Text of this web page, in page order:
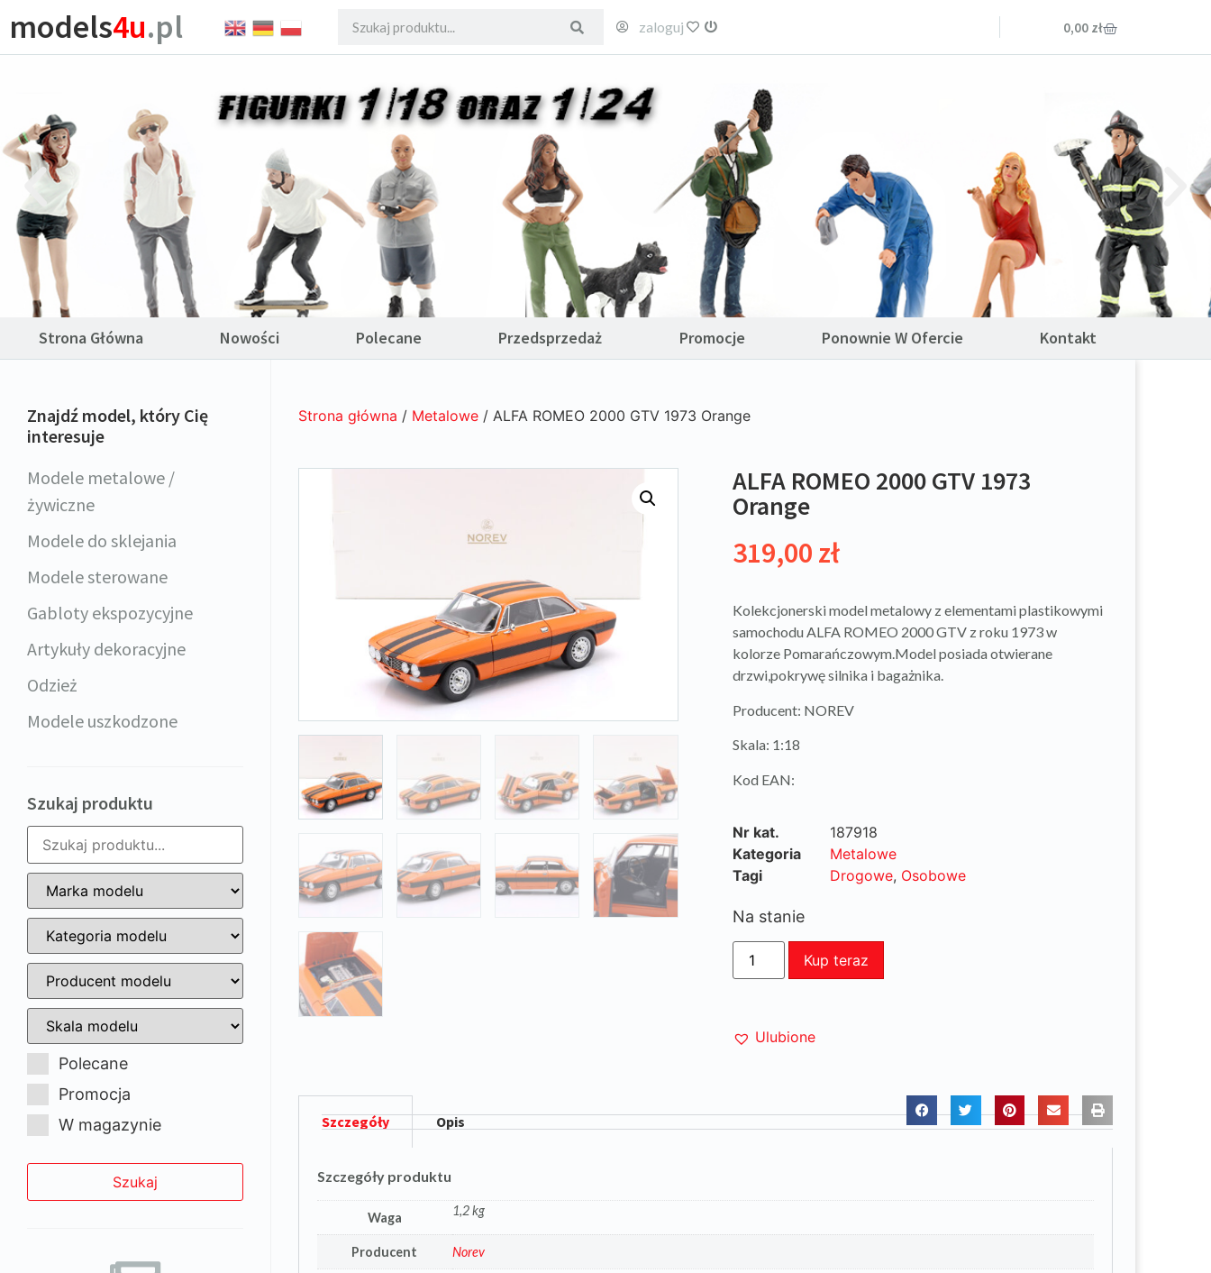
models4u.pl zaloguj ulubione 0,00 zł
Strona Główna Nowości Polecane Przedsprzedaż Promocje Ponownie W Ofercie Kontakt
Znajdź model, który Cię
interesuje
Modele metalowe /
żywiczne
Modele do sklejania
Modele sterowane
Gabloty ekspozycyjne
Artykuły dekoracyjne
Odzież
Modele uszkodzone
Szukaj produktu
Polecane
Promocja
W magazynie
Strona główna / Metalowe/ ALFA ROMEO 2000 GTV 1973 Orange
ALFA ROMEO 2000 GTV 1973
Orange
319,00 zł
Kolekcjonerski model metalowy z elementami plastikowymi
samochodu ALFA ROMEO 2000 GTV z roku 1973 w
kolorze Pomarańczowym.Model posiada otwierane
drzwi,pokrywę silnika i bagażnika.
Producent: NOREV
Skala: 1:18
Kod EAN:
Nr kat.
187918
Kategoria
Metalowe
Tagi
Drogowe, Osobowe
Na stanie
Kup teraz
Ulubione
Szczegóły Opis
Szczegóły produktu
Waga 1,2 kg
Producent Norev